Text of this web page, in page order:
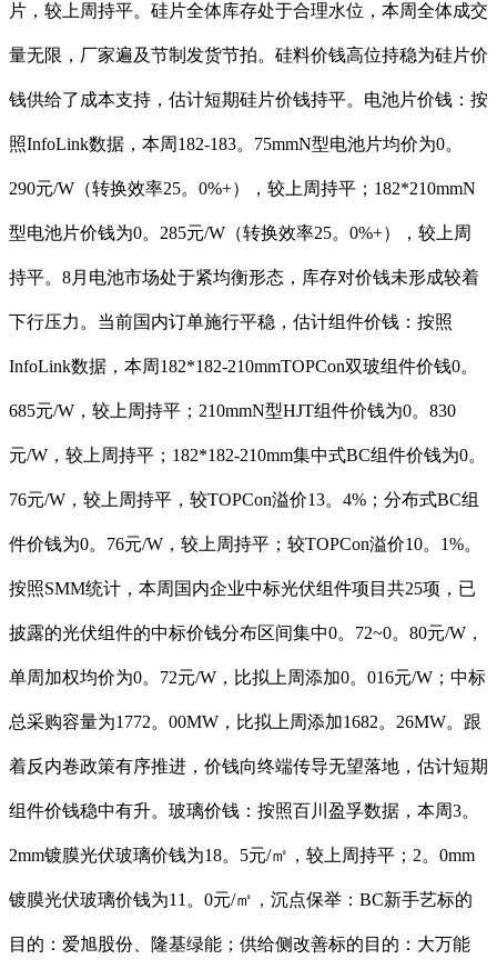
片，较上周持平。硅片全体库存处于合理水位，本周全体成交
量无限，厂家遍及节制发货节拍。硅料价钱高位持稳为硅片价
钱供给了成本支持，估计短期硅片价钱持平。电池片价钱：按
照InfoLink数据，本周182-183。75mmN型电池片均价为0。
290元/W（转换效率25。0%+），较上周持平；182*210mmN
型电池片价钱为0。285元/W（转换效率25。0%+），较上周
持平。8月电池市场处于紧均衡形态，库存对价钱未形成较着
下行压力。当前国内订单施行平稳，估计组件价钱：按照
InfoLink数据，本周182*182-210mmTOPCon双玻组件价钱0。
685元/W，较上周持平；210mmN型HJT组件价钱为0。830
元/W，较上周持平；182*182-210mm集中式BC组件价钱为0。
76元/W，较上周持平，较TOPCon溢价13。4%；分布式BC组
件价钱为0。76元/W，较上周持平；较TOPCon溢价10。1%。
按照SMM统计，本周国内企业中标光伏组件项目共25项，已
披露的光伏组件的中标价钱分布区间集中0。72~0。80元/W，
单周加权均价为0。72元/W，比拟上周添加0。016元/W；中标
总采购容量为1772。00MW，比拟上周添加1682。26MW。跟
着反内卷政策有序推进，价钱向终端传导无望落地，估计短期
组件价钱稳中有升。玻璃价钱：按照百川盈孚数据，本周3。
2mm镀膜光伏玻璃价钱为18。5元/㎡，较上周持平；2。0mm
镀膜光伏玻璃价钱为11。0元/㎡，沉点保举：BC新手艺标的
目的：爱旭股份、隆基绿能；供给侧改善标的目的：大万能